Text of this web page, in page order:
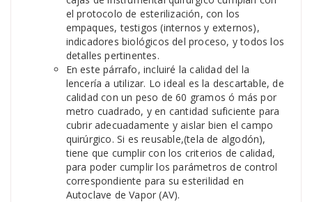
el protocolo de esterilización, con los
empaques, testigos (internos y externos),
indicadores biológicos del proceso, y todos los
detalles pertinentes.
En este párrafo, incluiré la calidad del la
lencería a utilizar. Lo ideal es la descartable, de
calidad con un peso de 60 gramos ó más por
metro cuadrado, y en cantidad suficiente para
cubrir adecuadamente y aislar bien el campo
quirúrgico. Si es reusable,(tela de algodón),
tiene que cumplir con los criterios de calidad,
para poder cumplir los parámetros de control
correspondiente para su esterilidad en
Autoclave de Vapor (AV).